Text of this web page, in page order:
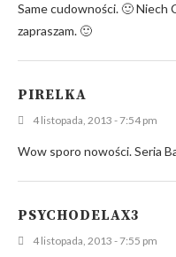
Same cudowności. 🙂 Niech
zapraszam. 🙂
PIRELKA
4 listopada, 2013 - 7:54 pm
Wow sporo nowości. Seria
PSYCHODELAX3
4 listopada, 2013 - 7:55 pm